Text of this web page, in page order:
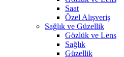
Saat
Özel Alışveriş
Sağlık ve Güzellik
Gözlük ve Lens
Sağlık
Güzellik